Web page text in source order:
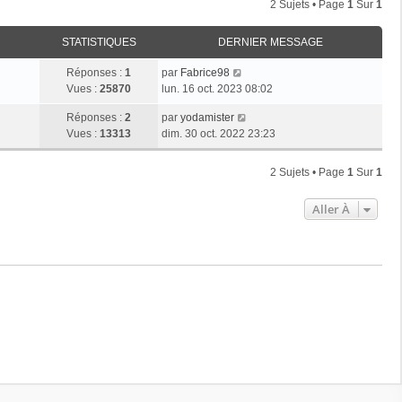
2 Sujets • Page 1 Sur 1
STATISTIQUES DERNIER MESSAGE
Réponses : 1
Vues : 25870
par Fabrice98
lun. 16 oct. 2023 08:02
Réponses : 2
Vues : 13313
par yodamister
dim. 30 oct. 2022 23:23
2 Sujets • Page 1 Sur 1
Aller À